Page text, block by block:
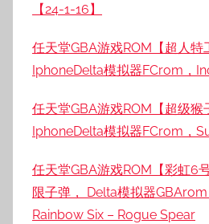
【24-1-16】
任天堂GBA游戏ROM【超人特
IphoneDelta模拟器FCrom，
任天堂GBA游戏ROM【超级猴
IphoneDelta模拟器FCrom，
任天堂GBA游戏ROM【彩虹6
限子弹， Delta模拟器GBArom
Rainbow Six – Rogue Spear